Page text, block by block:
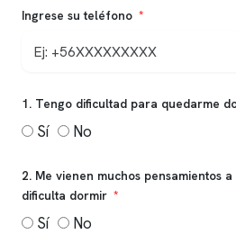
Ingrese su teléfono
1. Tengo dificultad para quedarme
Sí No
2. Me vienen muchos pensamientos
dificulta dormir
Sí No